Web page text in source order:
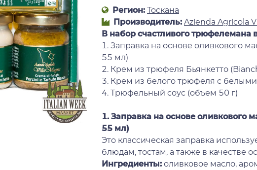
Регион: Тоскана
Производитель: Azienda Agricola
В набор счастливого трюфелемана
1. Заправка на основе оливкового
55 мл)
2. Крем из трюфеля Бьянкетто
3. Крем из белого трюфеля с
4. Трюфельный соус (объем 50 г)
1. Заправка на основе оливкового
55 мл)
Это классическая заправка
блюдам, тостам, а также в качестве
Ингредиенты: оливковое масло,